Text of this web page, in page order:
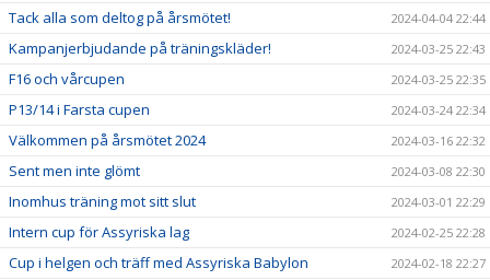
Tack alla som deltog på årsmötet! 2024-04-04 22:44
Kampanjerbjudande på träningskläder! 2024-03-25 22:43
F16 och vårcupen 2024-03-25 22:35
P13/14 i Farsta cupen 2024-03-24 22:34
Välkommen på årsmötet 2024 2024-03-16 22:32
Sent men inte glömt 2024-03-08 22:30
Inomhus träning mot sitt slut 2024-03-01 22:29
Intern cup för Assyriska lag 2024-02-25 22:28
Cup i helgen och träff med Assyriska Babylon 2024-02-18 22:27